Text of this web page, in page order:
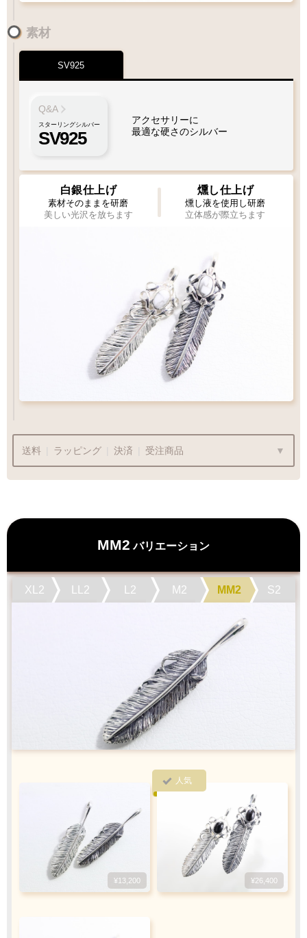
フェザーもチェーンも選びたい
1枚目
Wフェザーにカスタム [KS002]
フェザー位置をご指定いただけます
おまかせいただく事も可能です
Wフェザーにカスタム
ペンダントにフェザーをプラスしたい
1枚
ペンダントをカスタム [KS003]
フェザー位置をご指定いただけます
おまかせいただく事も可能です
ペンダントをカスタム
素材
SV925
Q&A
スターリングシルバー
SV925
アクセサリーに
最適な硬さのシルバー
白銀仕上げ
素材そのままを研磨
美しい光沢を放ちます
燻し仕上げ
燻し液を使用し研磨
立体感が際立ちます
送料 ラッピング 決済 受注商品
ラッピングも承っております
プレゼント用でも安心してご利用いただけます
1商品
¥1,100
お届けします
コレクト／カード決済
『お支払い手続き』のリンクから
Q&A
ご利用回数
ご利用限度額
1回のお買い物
¥300,000迄
銀行振込
ご注文完了後、メールに記載の指定口座へ
MM2 バリエーション
XL2 LL2 L2 M2 MM2 S2
¥13,200
人気
¥26,400